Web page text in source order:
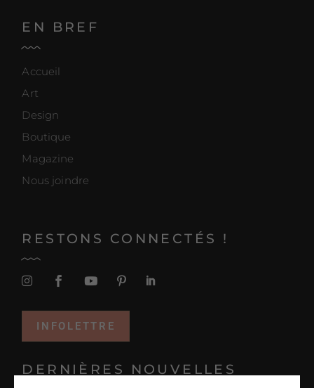
EN BREF
Accueil
Art
Design
Boutique
Magazine
Nous joindre
RESTONS CONNECTÉS !
INFOLETTRE
DERNIÈRES NOUVELLES